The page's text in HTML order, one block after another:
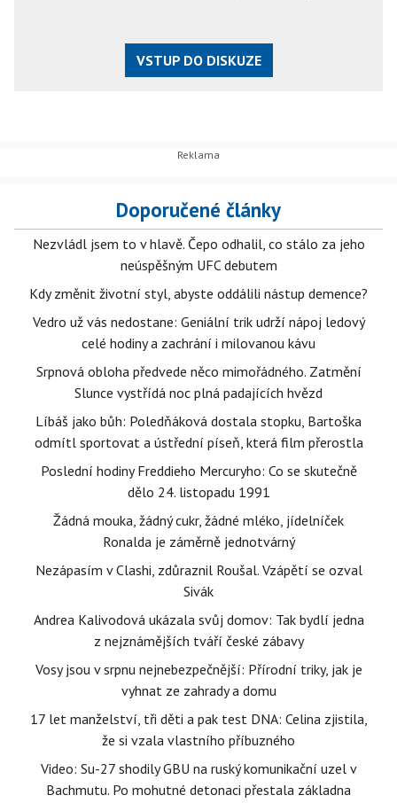
VSTUP DO DISKUZE
Doporučené články
Nezvládl jsem to v hlavě. Čepo odhalil, co stálo za jeho
neúspěšným UFC debutem
Kdy změnit životní styl, abyste oddálili nástup demence?
Vedro už vás nedostane: Geniální trik udrží nápoj ledový
celé hodiny a zachrání i milovanou kávu
Srpnová obloha předvede něco mimořádného. Zatmění
Slunce vystřídá noc plná padajících hvězd
Líbáš jako bůh: Poledňáková dostala stopku, Bartoška
odmítl sportovat a ústřední píseň, která film přerostla
Poslední hodiny Freddieho Mercuryho: Co se skutečně
dělo 24. listopadu 1991
Žádná mouka, žádný cukr, žádné mléko, jídelníček
Ronalda je záměrně jednotvárný
Nezápasím v Clashi, zdůraznil Roušal. Vzápětí se ozval
Sivák
Andrea Kalivodová ukázala svůj domov: Tak bydlí jedna
z nejznámějších tváří české zábavy
Vosy jsou v srpnu nejnebezpečnější: Přírodní triky, jak je
vyhnat ze zahrady a domu
17 let manželství, tři děti a pak test DNA: Celina zjistila,
že si vzala vlastního příbuzného
Video: Su-27 shodily GBU na ruský komunikační uzel v
Bachmutu. Po mohutné detonaci přestala základna